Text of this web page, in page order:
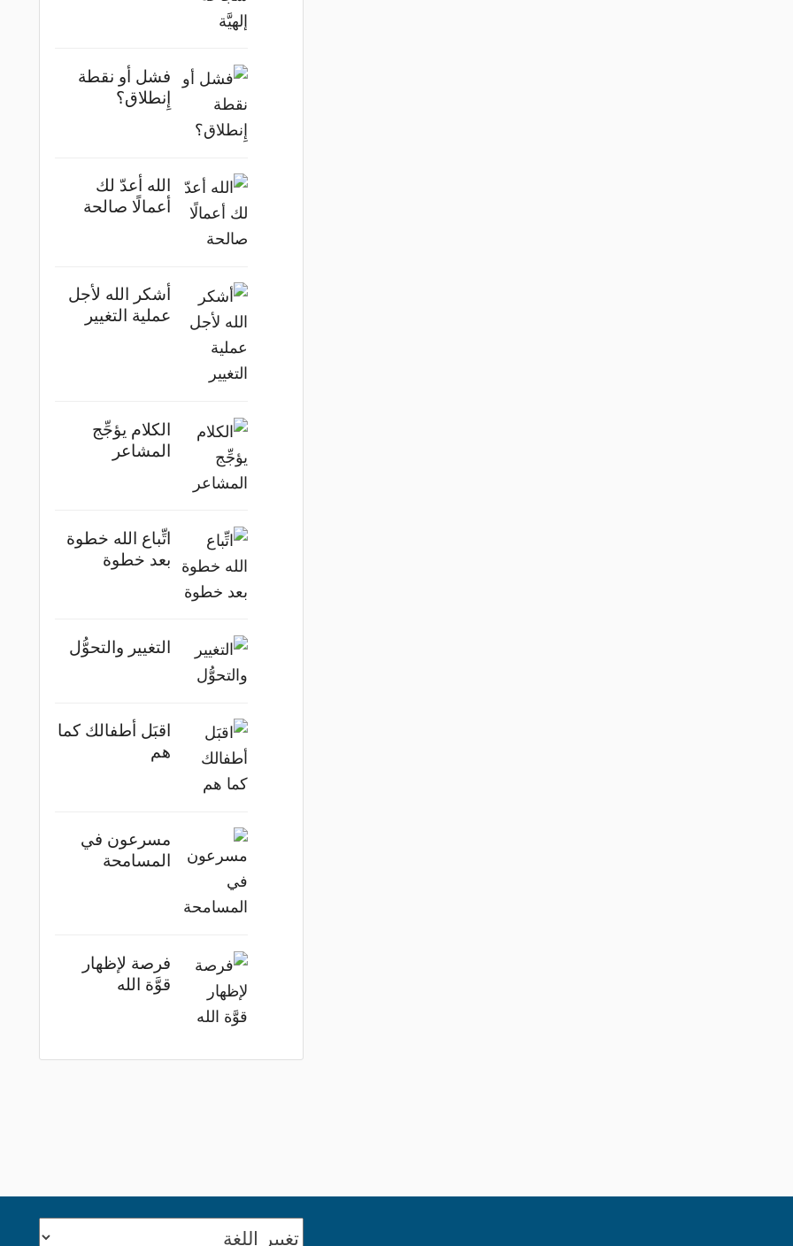
فشل أو نقطة
إِنطلاق؟
الله أعدّ لك
أعمالًا صالحة
أشكر الله لأجل
عملية التغيير
الكلام يؤجِّج
المشاعر
اتِّباع الله خطوة
بعد خطوة
التغيير والتحوُّل
اقبَل أطفالك كما
هم
مسرعون في
المسامحة
فرصة لإظهار
قوَّة الله